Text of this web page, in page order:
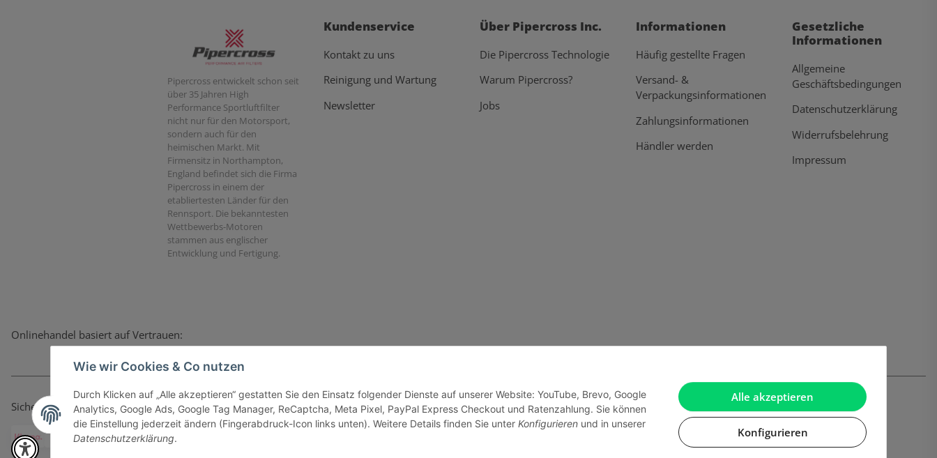
Alle akzeptieren
Konfigurieren
Wie wir Cookies & Co nutzen
Durch Klicken auf „Alle akzeptieren“ gestatten Sie den Einsatz folgender Dienste auf unserer Website: YouTube, Brevo, Google
Analytics, Google Ads, Google Tag Manager, ReCaptcha, Meta Pixel, PayPal Express Checkout und Ratenzahlung. Sie können
die Einstellung jederzeit ändern (Fingerabdruck-Icon links unten). Weitere Details finden Sie unter Konfigurieren und in unserer
Datenschutzerklärung.
Pipercross entwickelt schon seit
über 35 Jahren High
Performance Sportluftfilter
nicht nur für den Motorsport,
sondern auch für den
heimischen Markt. Mit
Firmensitz in Northampton,
England befindet sich die Firma
Pipercross in einem der
etabliertesten Länder für den
Rennsport. Die bekanntesten
Wettbewerbs-Motoren
stammen aus englischer
Entwicklung und Fertigung.
Kundenservice
Kontakt zu uns
Reinigung und Wartung
Newsletter
Über Pipercross Inc.
Die Pipercross Technologie
Warum Pipercross?
Jobs
Informationen
Häufig gestellte Fragen
Versand- &
Verpackungsinformationen
Zahlungsinformationen
Händler werden
Gesetzliche
Informationen
Allgemeine
Geschäftsbedingungen
Datenschutzerklärung
Widerrufsbelehrung
Impressum
Onlinehandel basiert auf Vertrauen:
Sicher bezahlen via: